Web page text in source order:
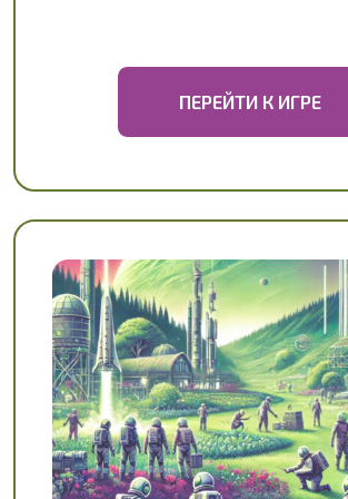
Участники являются экипажем одного большого
космического корабля, которому после долгих лет
планету на 9,4 балла из 10 по шкале Коулвина. У